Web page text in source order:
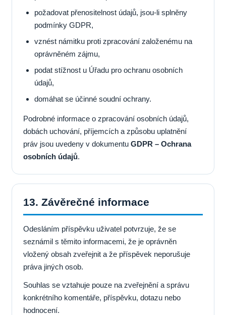
požadovat přenositelnost údajů, jsou-li splněny
podmínky GDPR,
vznést námitku proti zpracování založenému na
oprávněném zájmu,
podat stížnost u Úřadu pro ochranu osobních
údajů,
domáhat se účinné soudní ochrany.
Podrobné informace o zpracování osobních údajů,
dobách uchování, příjemcích a způsobu uplatnění
práv jsou uvedeny v dokumentu GDPR – Ochrana
osobních údajů.
13. Závěrečné informace
Odesláním příspěvku uživatel potvrzuje, že se
seznámil s těmito informacemi, že je oprávněn
vložený obsah zveřejnit a že příspěvek neporušuje
práva jiných osob.
Souhlas se vztahuje pouze na zveřejnění a správu
konkrétního komentáře, příspěvku, dotazu nebo
hodnocení.